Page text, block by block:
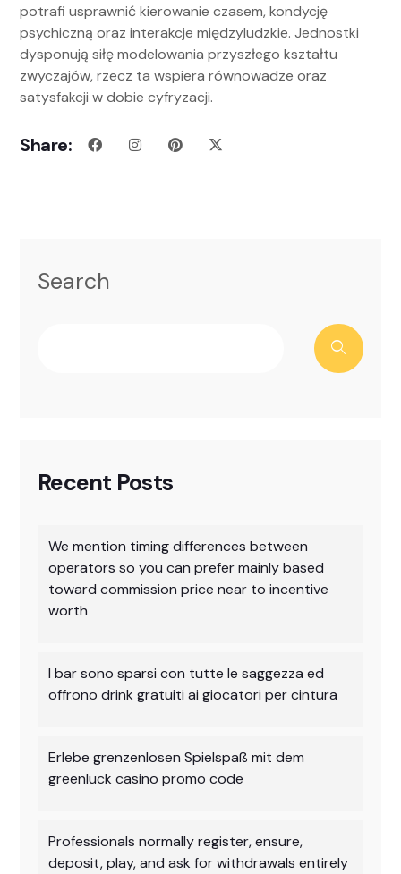
potrafi usprawnić kierowanie czasem, kondycję
psychiczną oraz interakcje międzyludzkie. Jednostki
dysponują siłę modelowania przyszłego kształtu
zwyczajów, rzecz ta wspiera równowadze oraz
satysfakcji w dobie cyfryzacji.
Share:
Search
Recent Posts
We mention timing differences between
operators so you can prefer mainly based
toward commission price near to incentive
worth
I bar sono sparsi con tutte le saggezza ed
offrono drink gratuiti ai giocatori per cintura
Erlebe grenzenlosen Spielspaß mit dem
greenluck casino promo code
Professionals normally register, ensure,
deposit, play, and ask for withdrawals entirely